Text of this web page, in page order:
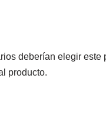
deberían elegir este
producto.